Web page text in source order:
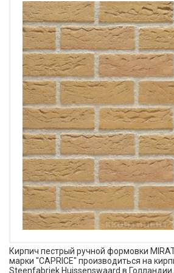
Кирпич пестрый ручной формовки
марки "CAPRICE" производиться на
Steenfabriek Huissenswaard в